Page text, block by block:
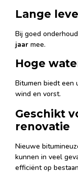
Lange
Bij goed
jaar mee.
Hoge
Bitumen biedt een
wind en vorst.
Geschikt
renovatie
Nieuwe
kunnen in veel
efficiënt op